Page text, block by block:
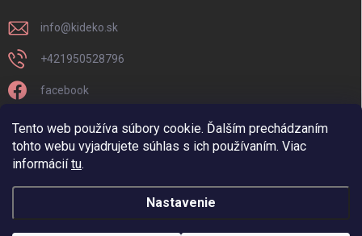
Tento web používa súbory cookie. Ďalším prechádzaním
tohto webu vyjadrujete súhlas s ich používaním. Viac
informáciítu.
Nastavenie
info@kideko.sk
+421950528796
facebook
kideko.sk/